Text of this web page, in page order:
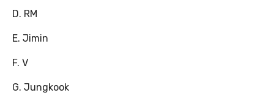
D. RM
E. Jimin
F. V
G. Jungkook